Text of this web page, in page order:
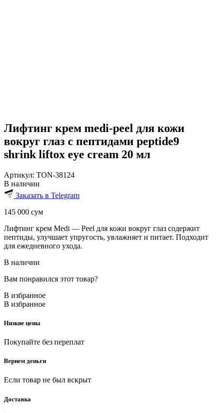
Лифтинг крем medi-peel для кожи
вокруг глаз с пептидами peptide9
shrink liftox eye cream 20 мл
Артикул: TON-38124
В наличии
Заказать в Telegram
145 000 сум
Лифтинг крем Medi — Peel для кожи вокруг глаз содержит
пептиды, улучшает упругость, увлажняет и питает. Подходит
для ежедневного ухода.
В наличии
Вам понравился этот товар?
В избранное
В избранное
Низкие цены
Покупайте без переплат
Вернем деньги
Если товар не был вскрыт
Доставка